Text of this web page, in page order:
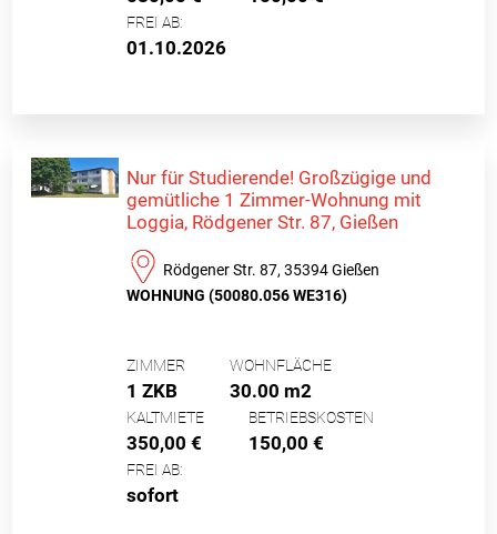
FREI AB:
01.10.2026
Nur für Studierende! Großzügige und
gemütliche 1 Zimmer-Wohnung mit
Loggia, Rödgener Str. 87, Gießen
Rödgener Str. 87, 35394 Gießen
WOHNUNG (50080.056 WE316)
ZIMMER
1 ZKB
WOHNFLÄCHE
30.00 m2
KALTMIETE
350,00 €
BETRIEBSKOSTEN
150,00 €
FREI AB:
sofort